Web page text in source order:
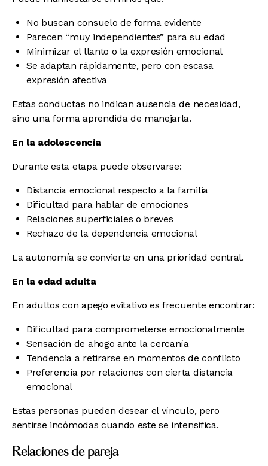
No buscan consuelo de forma evidente
Parecen “muy independientes” para su edad
Minimizar el llanto o la expresión emocional
Se adaptan rápidamente, pero con escasa
expresión afectiva
Estas conductas no indican ausencia de necesidad,
sino una forma aprendida de manejarla.
En la adolescencia
Durante esta etapa puede observarse:
Distancia emocional respecto a la familia
Dificultad para hablar de emociones
Relaciones superficiales o breves
Rechazo de la dependencia emocional
La autonomía se convierte en una prioridad central.
En la edad adulta
En adultos con apego evitativo es frecuente encontrar:
Dificultad para comprometerse emocionalmente
Sensación de ahogo ante la cercanía
Tendencia a retirarse en momentos de conflicto
Preferencia por relaciones con cierta distancia
emocional
Estas personas pueden desear el vínculo, pero
sentirse incómodas cuando este se intensifica.
Relaciones de pareja